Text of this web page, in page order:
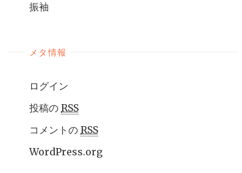
振袖
メタ情報
ログイン
投稿の RSS
コメントの RSS
WordPress.org